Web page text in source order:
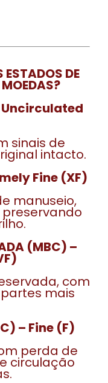
DE
Uncirculated
sinais de
intacto.
Fine (XF)
manuseio,
(MBC) –
com
mais
– Fine (F)
perda de
circulação